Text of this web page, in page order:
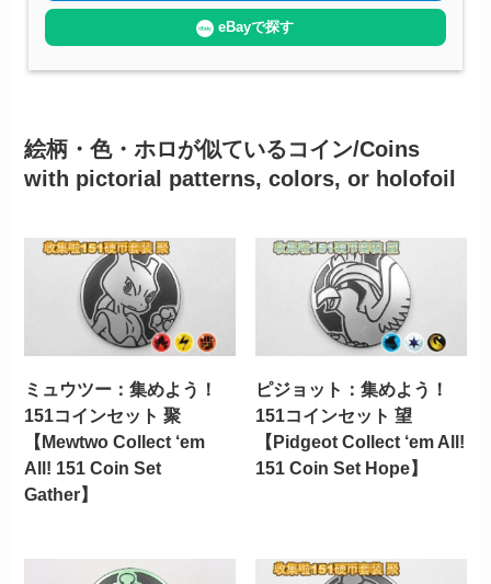
eBayで探す
絵柄・色・ホロが似ているコイン/Coins
with pictorial patterns, colors, or holofoil
ミュウツー：集めよう！
151コインセット 聚
【Mewtwo Collect ‘em
All! 151 Coin Set
Gather】
ピジョット：集めよう！
151コインセット 望
【Pidgeot Collect ‘em All!
151 Coin Set Hope】